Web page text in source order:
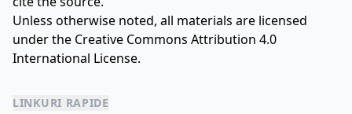
Unless otherwise noted, all materials are licensed
under the Creative Commons Attribution 4.0
International License.
LINKURI RAPIDE